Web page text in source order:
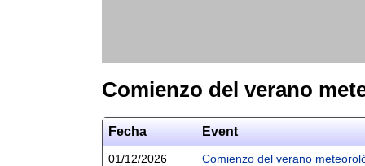
Comienzo del verano
Fecha Event
01/12/2026
Comienzo del verano